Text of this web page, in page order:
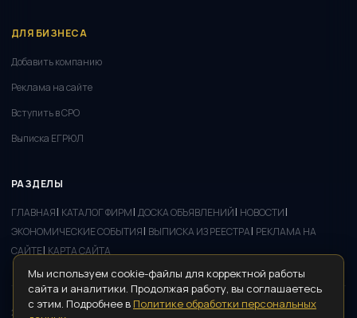
ДЛЯ БИЗНЕСА
Добавить компанию
Реклама на сайте
Вступить в СРО
Выписка ЕГРЮЛ
РАЗДЕЛЫ
ГЛАВНАЯ| КАТАЛОГ ФИРМ| ДОСКА ОБЪЯВЛЕНИЙ| НОВОСТИ|
ЭКОНОМИЧЕСКИЕ СОБЫТИЯ| ВЫПИСКА ИЗ РЕЕСТРА| РЕКЛАМА НА
САЙТЕ| КАРТА САЙТА
2008–2026 © РЕГИСТРАТОР· Все права защищены
Мы используем cookie-файлы для корректной работы
сайта и аналитики. Продолжая работу, вы соглашаетесь
с этим. Подробнее в Политике обработки персональных